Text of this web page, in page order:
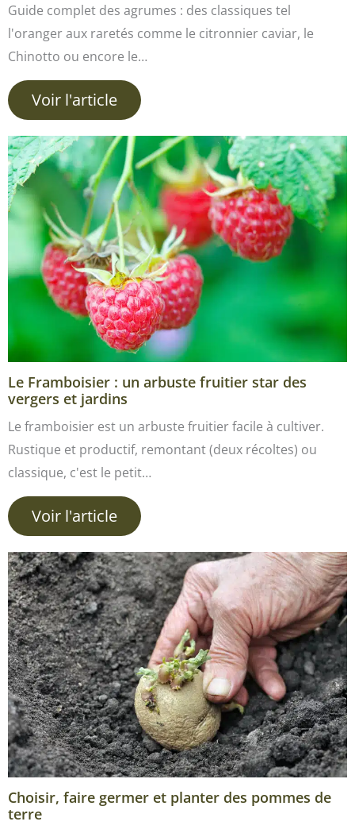
Guide complet des agrumes : des classiques tel
l'oranger aux raretés comme le citronnier caviar, le
Chinotto ou encore le…
Voir l'article
Le Framboisier : un arbuste fruitier star des
vergers et jardins
Le framboisier est un arbuste fruitier facile à cultiver.
Rustique et productif, remontant (deux récoltes) ou
classique, c'est le petit…
Voir l'article
Choisir, faire germer et planter des pommes de
terre